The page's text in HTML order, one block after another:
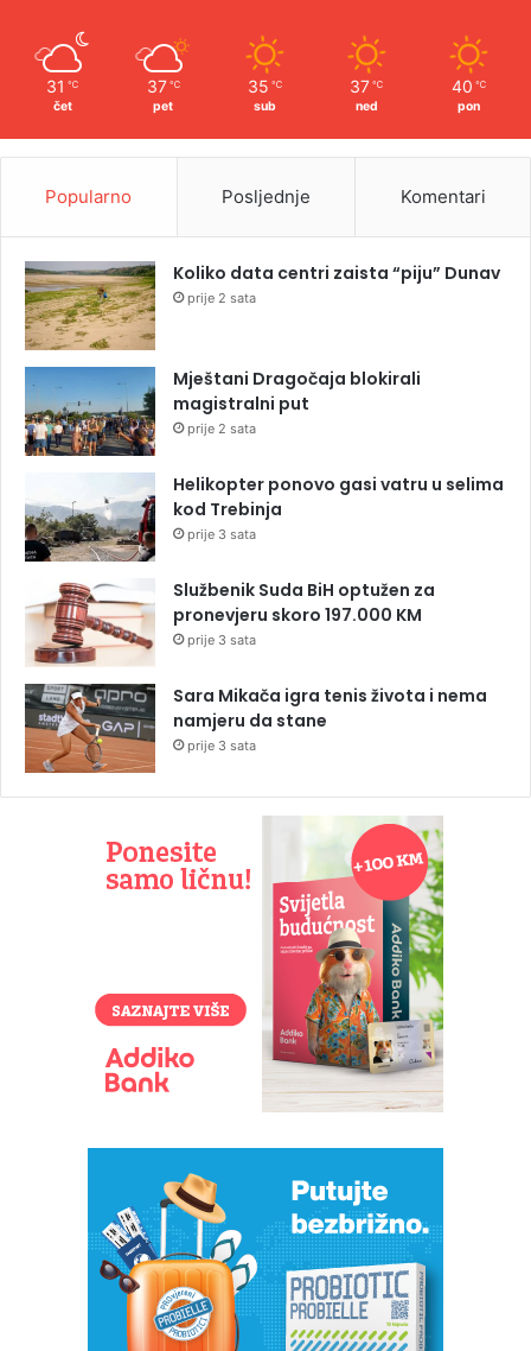
31 ℃
čet
37 ℃
pet
35 ℃
sub
37 ℃
ned
40 ℃
pon
Popularno Posljednje Komentari
Koliko data centri zaista “piju” Dunav
prije 2 sata
Mještani Dragočaja blokirali
magistralni put
prije 2 sata
Helikopter ponovo gasi vatru u selima
kod Trebinja
prije 3 sata
Službenik Suda BiH optužen za
pronevjeru skoro 197.000 KM
prije 3 sata
Sara Mikača igra tenis života i nema
namjeru da stane
prije 3 sata